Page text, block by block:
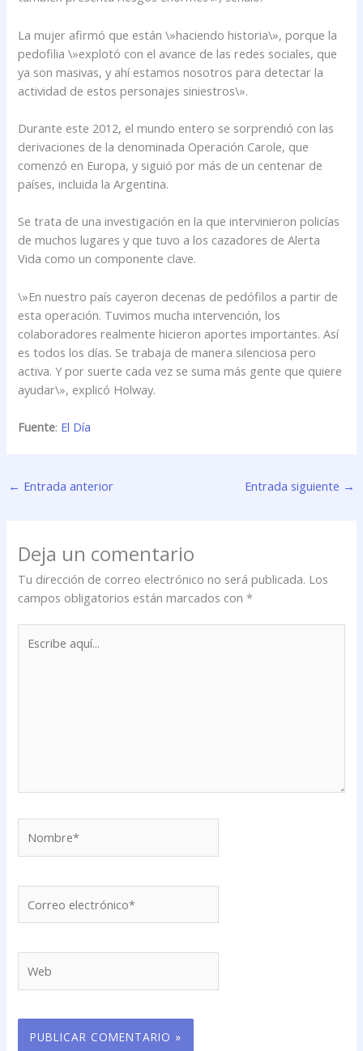
La mujer afirmó que están \»haciendo historia\», porque la
pedofilia \»explotó con el avance de las redes sociales, que
ya son masivas, y ahí estamos nosotros para detectar la
actividad de estos personajes siniestros\».
Durante este 2012, el mundo entero se sorprendió con las
derivaciones de la denominada Operación Carole, que
comenzó en Europa, y siguió por más de un centenar de
países, incluida la Argentina.
Se trata de una investigación en la que intervinieron policías
de muchos lugares y que tuvo a los cazadores de Alerta
Vida como un componente clave.
\»En nuestro país cayeron decenas de pedófilos a partir de
esta operación. Tuvimos mucha intervención, los
colaboradores realmente hicieron aportes importantes. Así
es todos los días. Se trabaja de manera silenciosa pero
activa. Y por suerte cada vez se suma más gente que quiere
ayudar\», explicó Holway.
Fuente: El Día
← Entrada anterior Entrada siguiente →
Deja un comentario
Tu dirección de correo electrónico no será publicada. Los
campos obligatorios están marcados con*
aquí...
electrónico*